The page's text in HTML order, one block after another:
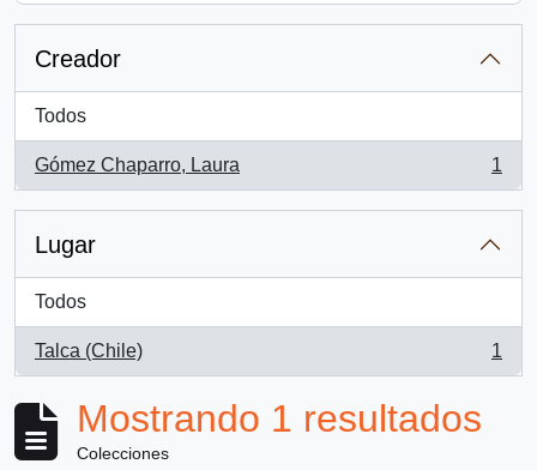
Creador
Todos
Gómez Chaparro, Laura
, 1 resultados
1
Lugar
Todos
Talca (Chile)
, 1 resultados
1
Mostrando 1 resultados
Colecciones